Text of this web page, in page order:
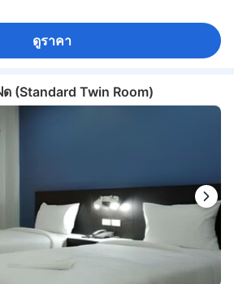
ดูราคา
(Standard Twin Room)